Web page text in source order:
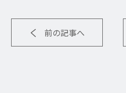
前の記事へ